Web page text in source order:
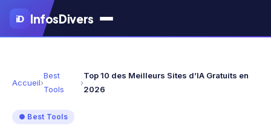
Aller
contenu
iD InfosDivers
Accueil›
Best
Tools
›
Top 10 des Meilleurs Sites d’IA Gratuits en
2026
● Best Tools